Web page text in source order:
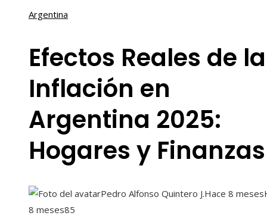
Argentina
Efectos Reales de la
Inflación en
Argentina 2025:
Hogares y Finanzas
Pedro Alfonso Quintero J.Hace 8 meses
8 meses85